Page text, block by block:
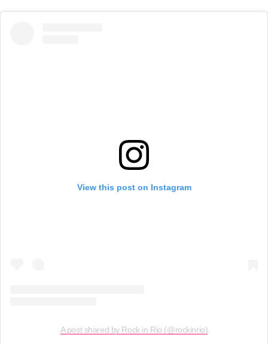
View this post on Instagram
A post shared by Rock in Rio (@rockinrio)